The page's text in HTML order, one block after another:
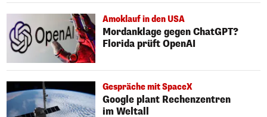
Amoklauf in den USA
Mordanklage gegen ChatGPT?
Florida prüft OpenAI
Gespräche mit SpaceX
Google plant Rechenzentren
im Weltall